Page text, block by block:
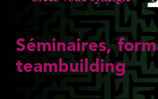
Séminaires,
teambuilding